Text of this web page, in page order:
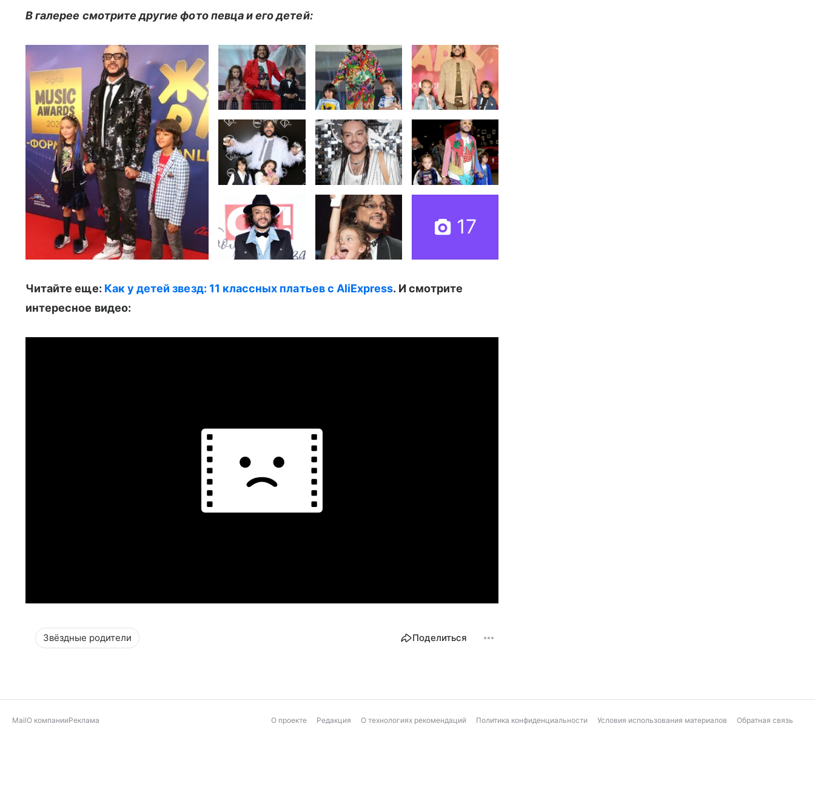
В галерее смотрите другие фото певца и его детей:
17
Читайте еще: Как у детей звезд: 11 классных платьев с AliExpress. И смотрите
интересное видео:
Звёздные родители Поделиться
MailО компанииРеклама О проекте Редакция О технологиях рекомендаций Политика конфиденциальности Условия использования материалов Обратная связь